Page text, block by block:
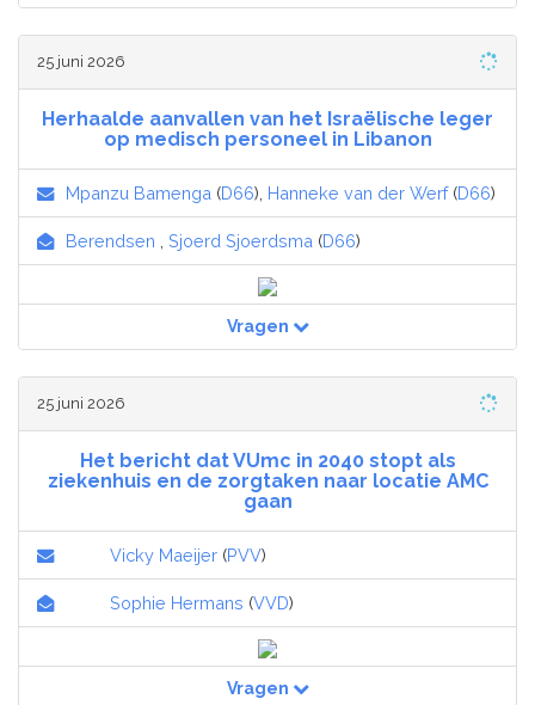
25 juni 2026
Herhaalde aanvallen van het Israëlische leger
op medisch personeel in Libanon
Mpanzu Bamenga (D66), Hanneke van der Werf(D66)
Berendsen Sjoerd Sjoerdsma (D66)
Vragen
25 juni 2026
Het bericht dat VUmc in 2040 stopt als
ziekenhuis en de zorgtaken naar locatie AMC
gaan
Vicky Maeijer (PVV)
Sophie Hermans (VVD)
Vragen